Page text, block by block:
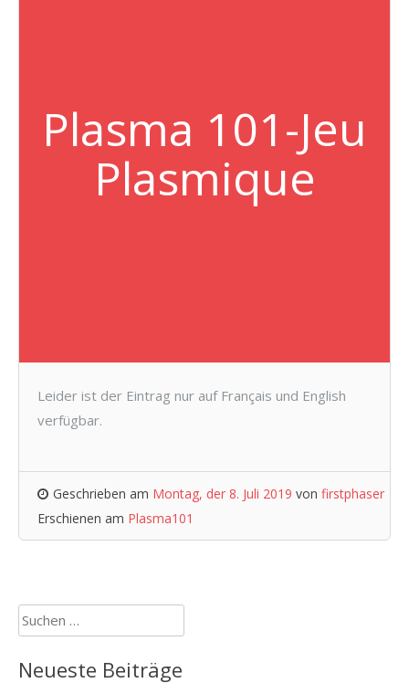
Plasma 101-Jeu
Plasmique
Leider ist der Eintrag nur auf Français und English
verfügbar.
Geschrieben am Montag, der 8. Juli 2019 von firstphaser
Erschienen am Plasma101
Suchen
nach:
Neueste Beiträge